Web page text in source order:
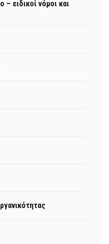
– ειδικοί νόμοι και